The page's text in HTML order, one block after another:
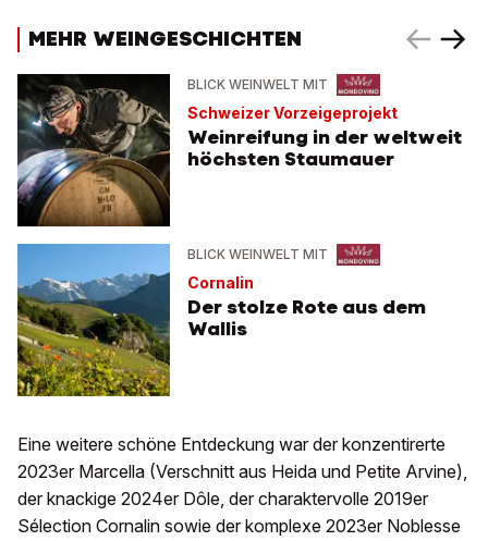
MEHR WEINGESCHICHTEN
BLICK WEINWELT MIT
Schweizer Vorzeigeprojekt
Weinreifung in der weltweit
höchsten Staumauer
BLICK WEINWELT MIT
Cornalin
Der stolze Rote aus dem
Wallis
Eine weitere schöne Entdeckung war der konzentirerte
2023er Marcella (Verschnitt aus Heida und Petite Arvine),
der knackige 2024er Dôle, der charaktervolle 2019er
Sélection Cornalin sowie der komplexe 2023er Noblesse